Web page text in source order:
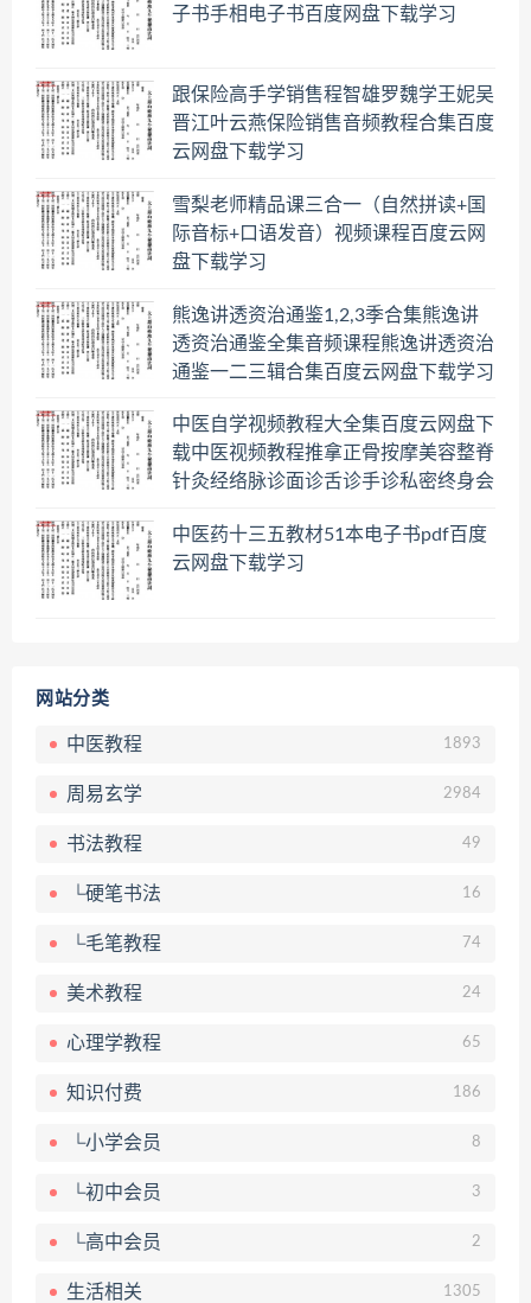
子书手相电子书百度网盘下载学习
跟保险高手学销售程智雄罗魏学王妮吴
晋江叶云燕保险销售音频教程合集百度
云网盘下载学习
雪梨老师精品课三合一（自然拼读+国
际音标+口语发音）视频课程百度云网
盘下载学习
熊逸讲透资治通鉴1,2,3季合集熊逸讲
透资治通鉴全集音频课程熊逸讲透资治
通鉴一二三辑合集百度云网盘下载学习
中医自学视频教程大全集百度云网盘下
载中医视频教程推拿正骨按摩美容整脊
针灸经络脉诊面诊舌诊手诊私密终身会
中医药十三五教材51本电子书pdf百度
云网盘下载学习
网站分类
中医教程 1893
周易玄学 2984
书法教程 49
└硬笔书法 16
└毛笔教程 74
美术教程 24
心理学教程 65
知识付费 186
└小学会员 8
└初中会员 3
└高中会员 2
生活相关 1305